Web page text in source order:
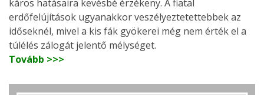
káros hatásaira kevésbé érzékeny. A fiatal
erdőfelújítások ugyanakkor veszélyeztetettebbek az
időseknél, mivel a kis fák gyökerei még nem érték el a
túlélés zálogát jelentő mélységet.
Tovább >>>